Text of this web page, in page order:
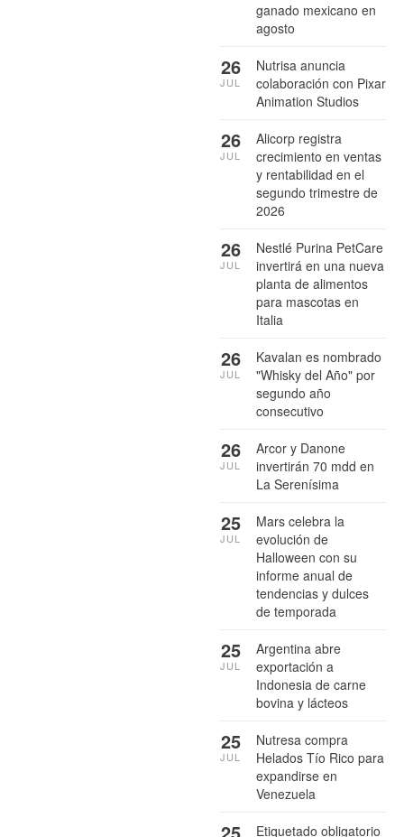
ganado mexicano en
agosto
Nutrisa anuncia
colaboración con Pixar
Animation Studios
26
JUL
Alicorp registra
crecimiento en ventas
y rentabilidad en el
segundo trimestre de
2026
26
JUL
Nestlé Purina PetCare
invertirá en una nueva
planta de alimentos
para mascotas en
Italia
26
JUL
Kavalan es nombrado
"Whisky del Año" por
segundo año
consecutivo
26
JUL
Arcor y Danone
invertirán 70 mdd en
La Serenísima
26
JUL
Mars celebra la
evolución de
Halloween con su
informe anual de
tendencias y dulces
de temporada
25
JUL
Argentina abre
exportación a
Indonesia de carne
bovina y lácteos
25
JUL
Nutresa compra
Helados Tío Rico para
expandirse en
Venezuela
25
JUL
Etiquetado obligatorio